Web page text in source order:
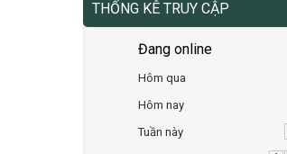
THỐNG KÊ TRUY CẬP
Đang online
Hôm qua
Hôm nay
Tuần này